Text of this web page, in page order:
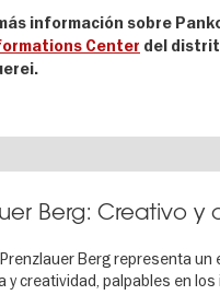
información sobre
Center del
Berg: Creativo y
Berg representa un
y creatividad, palpables en